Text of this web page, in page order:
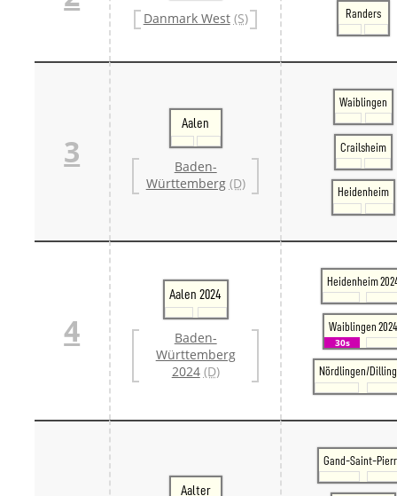
Weitere
Polen
Danmark West (S) Randers
3
Aalen
Baden-
Württemberg (D)
Waiblingen
Crailsheim
Heidenheim
4
Aalen 2024
Baden-
Württemberg
2024 (D)
Heidenheim
Waiblingen 2024
30s
Nördlingen/
Aalter
Gand-Saint-